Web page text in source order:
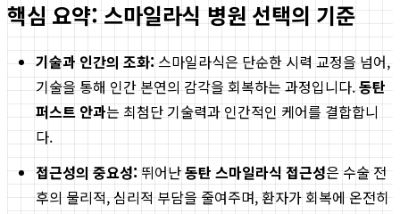
핵심 요약: 스마일라식 병원 선택의 기준
기술과 인간의 조화: 스마일라식은 단순한 시력 교정을 넘어,
기술을 통해 인간 본연의 감각을 회복하는 과정입니다.동탄
퍼스트 안과는 최첨단 기술력과 인간적인 케어를 결합합니
다.
접근성의 중요성: 뛰어난동탄 스마일라식 접근성은 수술 전
후의 물리적, 심리적 부담을 줄여주며, 환자가 회복에 온전히